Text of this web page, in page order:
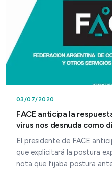
03/07/2020
FACE anticipa la
virus nos desnuda como
El presidente de FACE
que explicitará la postura
nota que fijaba postura